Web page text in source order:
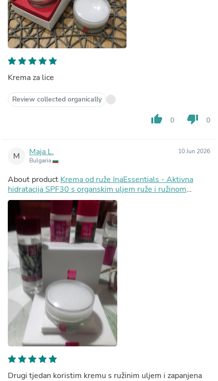
Krema za lice
Review collected organically
thumb_up 0 thumb_down 0
M Maja L.
Bulgaria
10 Jun 2026
About product Krema od ruže InaEssentials - Aktivna
hidratacija SPF30 s organskim uljem ruže i ružinom
vodom, 2ml
Drugi tjedan koristim kremu s ružinim uljem i zapanjena